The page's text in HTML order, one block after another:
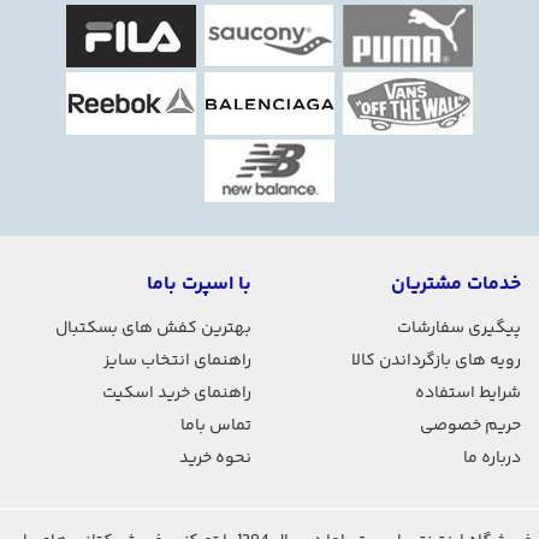
خدمات مشتریان
پیگیری سفارشات
رویه های بازگرداندن کالا
شرایط استفاده
حریم خصوصی
درباره ما
با اسپرت باما
بهترین کفش های بسکتبال
راهنمای انتخاب سایز
راهنمای خرید اسکیت
تماس باما
نحوه خرید